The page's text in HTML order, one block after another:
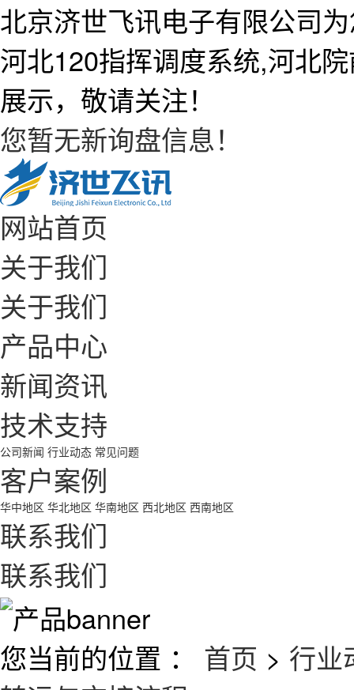
北京济世飞讯电子有限公司
河北120指挥调度系统,河北
展示，敬请关注！
您暂无新询盘信息！
网站首页
关于我们
关于我们
产品中心
新闻资讯
技术支持
公司新闻 行业动态 常见问题
客户案例
华中地区 华北地区 华南地区 西北地区 西南地区
联系我们
联系我们
您当前的位置 ： 首页 > 行业